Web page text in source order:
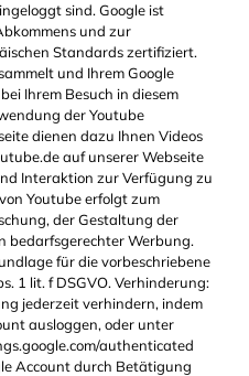
sind. Google ist
und zur
Standards zertifiziert.
und Ihrem Google
Ihrem Besuch in diesem
der Youtube
dienen dazu Ihnen Videos
auf unserer Webseite
Interaktion zur Verfügung zu
Youtube erfolgt zum
der Gestaltung der
bedarfsgerechter Werbung.
für die vorbeschriebene
1 lit. f DSGVO. Verhinderung:
jederzeit verhindern, indem
ausloggen, oder unter
authenticated
Account durch Betätigung